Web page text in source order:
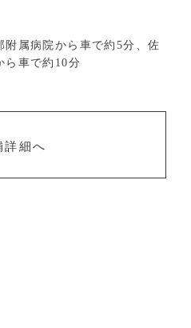
附属病院から車で約5分、佐
ら車で約10分
詳細へ